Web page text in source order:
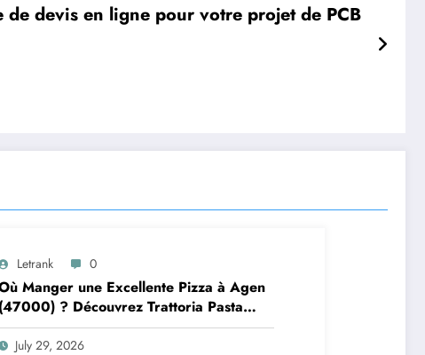
de devis en ligne pour votre projet de PCB
Letrank 0
Manger une Excellente Pizza à Agen
(47000) ? Découvrez Trattoria Pasta
Brax
July 29, 2026